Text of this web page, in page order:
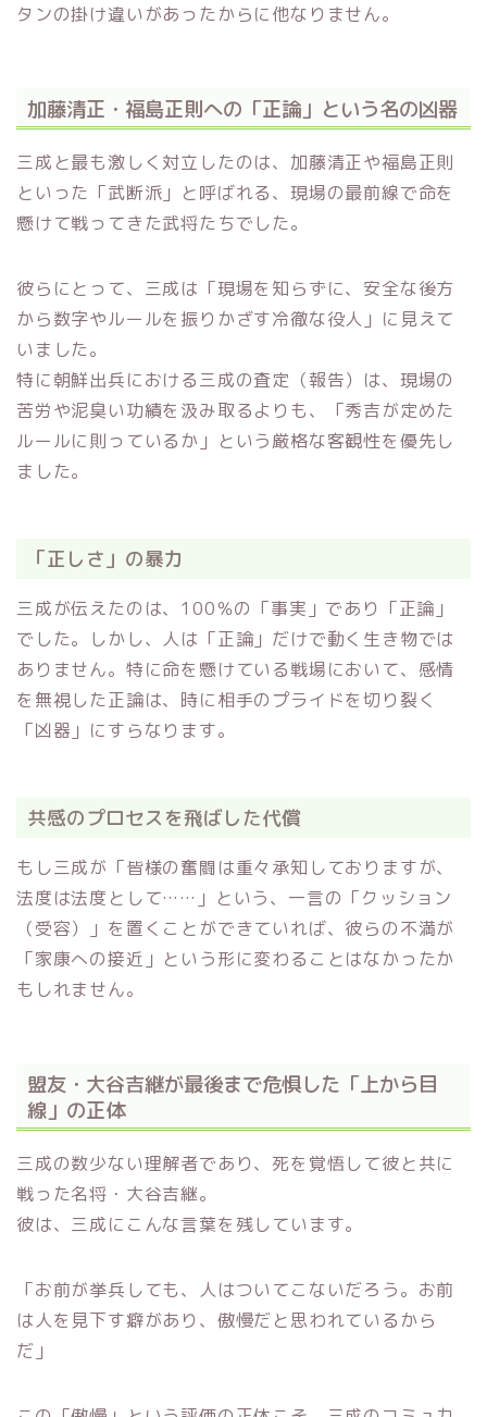
タンの掛け違いがあったからに他なりません。
加藤清正・福島正則への「正論」という名の凶器
三成と最も激しく対立したのは、加藤清正や福島正則
といった「武断派」と呼ばれる、現場の最前線で命を
懸けて戦ってきた武将たちでした。
彼らにとって、三成は「現場を知らずに、安全な後方
から数字やルールを振りかざす冷徹な役人」に見えて
いました。
特に朝鮮出兵における三成の査定（報告）は、現場の
苦労や泥臭い功績を汲み取るよりも、「秀吉が定めた
ルールに則っているか」という厳格な客観性を優先し
ました。
「正しさ」の暴力
三成が伝えたのは、100％の「事実」であり「正論」
でした。しかし、人は「正論」だけで動く生き物では
ありません。特に命を懸けている戦場において、感情
を無視した正論は、時に相手のプライドを切り裂く
「凶器」にすらなります。
共感のプロセスを飛ばした代償
もし三成が「皆様の奮闘は重々承知しておりますが、
法度は法度として……」という、一言の「クッション
（受容）」を置くことができていれば、彼らの不満が
「家康への接近」という形に変わることはなかったか
もしれません。
盟友・大谷吉継が最後まで危惧した「上から目
線」の正体
三成の数少ない理解者であり、死を覚悟して彼と共に
戦った名将・大谷吉継。
彼は、三成にこんな言葉を残しています。
「お前が挙兵しても、人はついてこないだろう。お前
は人を見下す癖があり、傲慢だと思われているから
だ」